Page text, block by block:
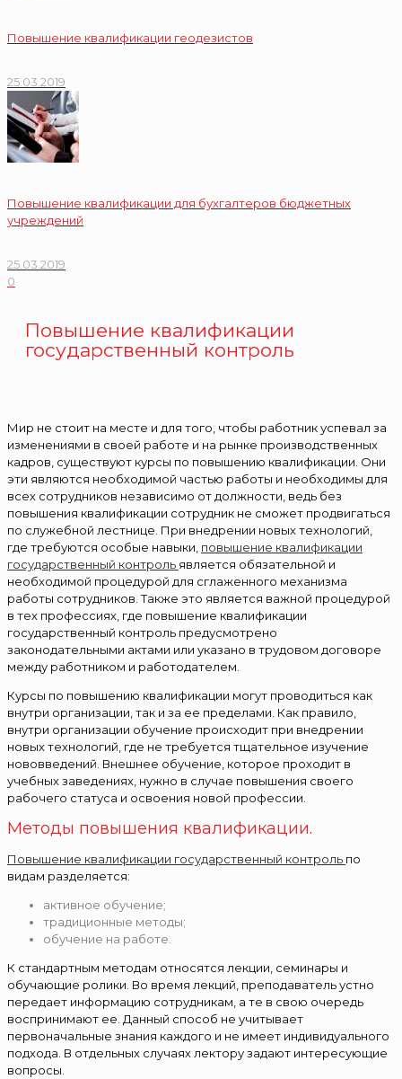
Повышение квалификации геодезистов
25.03.2019
Повышение квалификации для бухгалтеров бюджетных
учреждений
25.03.2019
0
Повышение квалификации
государственный контроль
Мир не стоит на месте и для того, чтобы работник успевал за
изменениями в своей работе и на рынке производственных
кадров, существуют курсы по повышению квалификации. Они
эти являются необходимой частью работы и необходимы для
всех сотрудников независимо от должности, ведь без
повышения квалификации сотрудник не сможет продвигаться
по служебной лестнице. При внедрении новых технологий,
где требуются особые навыки, повышение квалификации
государственный контроль является обязательной и
необходимой процедурой для сглаженного механизма
работы сотрудников. Также это является важной процедурой
в тех профессиях, где повышение квалификации
государственный контроль предусмотрено
законодательными актами или указано в трудовом договоре
между работником и работодателем.
Курсы по повышению квалификации могут проводиться как
внутри организации, так и за ее пределами. Как правило,
внутри организации обучение происходит при внедрении
новых технологий, где не требуется тщательное изучение
нововведений. Внешнее обучение, которое проходит в
учебных заведениях, нужно в случае повышения своего
рабочего статуса и освоения новой профессии.
Методы повышения квалификации.
Повышение квалификации государственный контроль по
видам разделяется:
активное обучение;
традиционные методы;
обучение на работе.
К стандартным методам относятся лекции, семинары и
обучающие ролики. Во время лекций, преподаватель устно
передает информацию сотрудникам, а те в свою очередь
воспринимают ее. Данный способ не учитывает
первоначальные знания каждого и не имеет индивидуального
подхода. В отдельных случаях лектору задают интересующие
вопросы.